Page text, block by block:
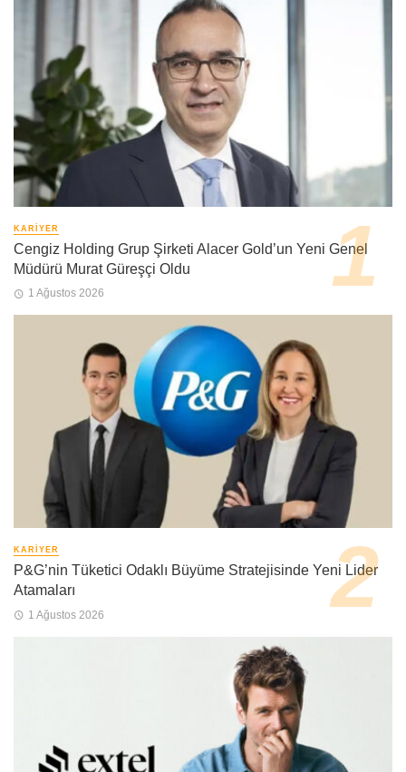
KARIYER
Cengiz Holding Grup Şirketi Alacer Gold’un Yeni Genel
Müdürü Murat Güreşçi Oldu
1 Ağustos 2026
KARIYER
P&G’nin Tüketici Odaklı Büyüme Stratejisinde Yeni Lider
Atamaları
1 Ağustos 2026